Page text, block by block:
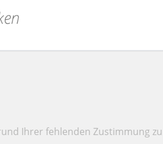
Ihrer fehlenden Zustimmung